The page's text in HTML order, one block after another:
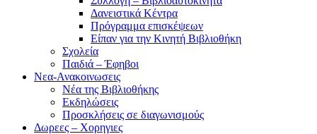
Δανειστικά Κέντρα
Πρόγραμμα επισκέψεων
Είπαν για την Κινητή Βιβλιοθήκη
Σχολεία
Παιδιά – Έφηβοι
Νεα-Ανακοινωσεις
Νέα της Βιβλιοθήκης
Εκδηλώσεις
Προσκλήσεις σε διαγωνισμούς
Δωρεες – Χορηγιες